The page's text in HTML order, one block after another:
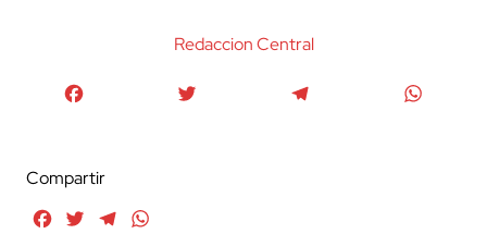
Redaccion Central
Compartir
FacebookTwitterTelegram